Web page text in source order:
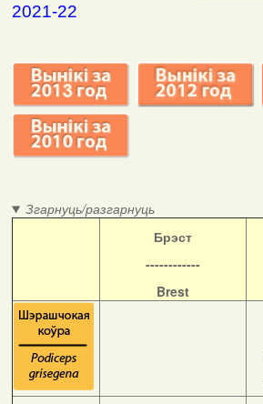
2021-22
Згарнуць/разгарнуць
Брэст
------------
Brest